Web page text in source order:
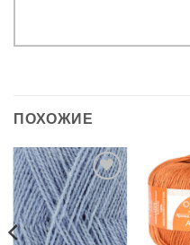
ПОХОЖИЕ
Добавить в
избранное.